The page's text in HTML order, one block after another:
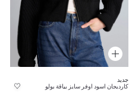
جديد
كارديجان اسود اوفر سايز بياقة بولو